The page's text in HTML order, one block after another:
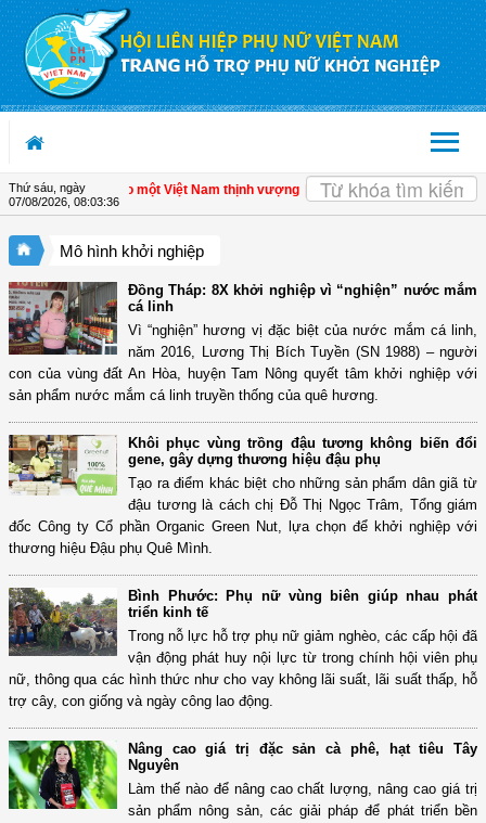
Truy cập nội dung luôn
Thứ sáu, ngày
07/08/2026 08:03:37
- Đòn bẩy cho một Việt Nam thịnh vượng | Hội LHPN tỉnh Kiên Giang biểu
Mô hình khởi nghiệp
Đồng Tháp: 8X khởi nghiệp vì “nghiện” nước mắm
cá linh
Vì “nghiện” hương vị đặc biệt của nước mắm cá linh,
năm 2016, Lương Thị Bích Tuyền (SN 1988) – người
con của vùng đất An Hòa, huyện Tam Nông quyết tâm khởi nghiệp với
sản phẩm nước mắm cá linh truyền thống của quê hương.
Khôi phục vùng trồng đậu tương không biến đổi
gene, gây dựng thương hiệu đậu phụ
Tạo ra điểm khác biệt cho những sản phẩm dân giã từ
đậu tương là cách chị Đỗ Thị Ngọc Trâm, Tổng giám
đốc Công ty Cổ phần Organic Green Nut, lựa chọn để khởi nghiệp với
thương hiệu Đậu phụ Quê Mình.
Bình Phước: Phụ nữ vùng biên giúp nhau phát
triển kinh tế
Trong nỗ lực hỗ trợ phụ nữ giảm nghèo, các cấp hội đã
vận động phát huy nội lực từ trong chính hội viên phụ
nữ, thông qua các hình thức như cho vay không lãi suất, lãi suất thấp, hỗ
trợ cây, con giống và ngày công lao động.
Nâng cao giá trị đặc sản cà phê, hạt tiêu Tây
Nguyên
Làm thế nào để nâng cao chất lượng, nâng cao giá trị
sản phẩm nông sản, các giải pháp để phát triển bền
OK